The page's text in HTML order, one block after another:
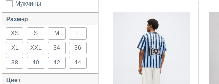
Мужчины
Размер
XS S M L
XL XXL 34 36
38 40 42 44
Цвет